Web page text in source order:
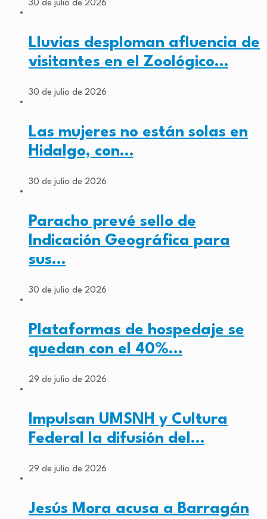
30 de julio de 2026
Lluvias desploman afluencia de
visitantes en el Zoológico…
30 de julio de 2026
Las mujeres no están solas en
Hidalgo, con…
30 de julio de 2026
Paracho prevé sello de
Indicación Geográfica para
sus…
30 de julio de 2026
Plataformas de hospedaje se
quedan con el 40%…
29 de julio de 2026
Impulsan UMSNH y Cultura
Federal la difusión del…
29 de julio de 2026
Jesús Mora acusa a Barragán